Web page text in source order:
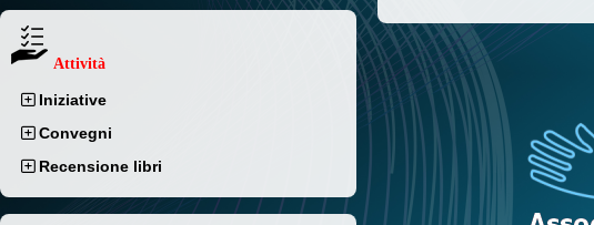
Attività
Iniziative
Convegni
Recensione libri